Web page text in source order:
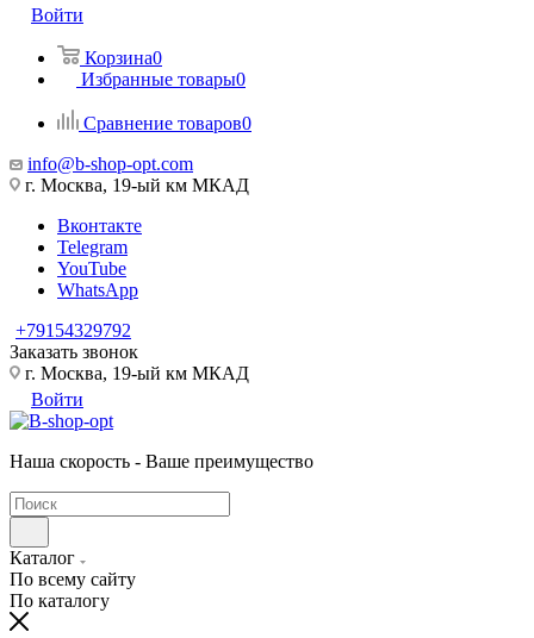
Войти
Корзина0
Избранные товары0
Сравнение товаров0
info@b-shop-opt.com
г. Москва, 19-ый км МКАД
Вконтакте
Telegram
YouTube
WhatsApp
+79154329792
Заказать звонок
г. Москва, 19-ый км МКАД
Войти
Наша скорость - Ваше преимущество
Каталог
По всему сайту
По каталогу